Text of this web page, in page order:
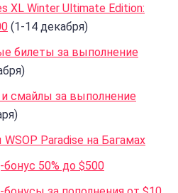
XL Winter Ultimate Edition:
(1-14 декабря)
билеты за выполнение
смайлы за выполнение
Paradise на Багамах
бонус 50% до $500